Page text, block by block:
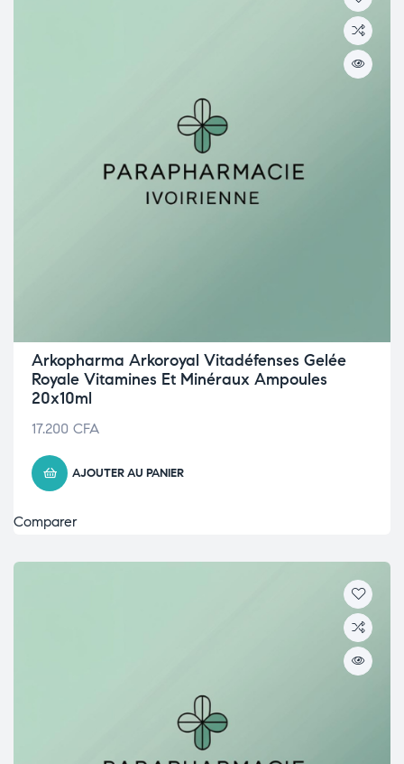
Arkopharma Arkoroyal Vitadéfenses Gelée
Royale Vitamines Et Minéraux Ampoules
20x10ml
17.200 CFA
AJOUTER AU PANIER
Comparer